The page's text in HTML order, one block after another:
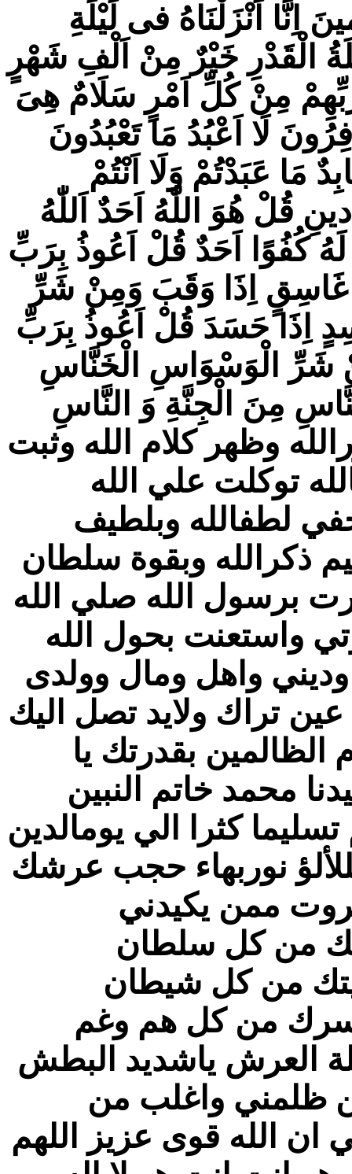
اِنَّا اَنْزَلْنَاهُ فى لَيْلَةِ
الْقَدْرِ خَيْرٌ مِنْ اَلْفِ شَهْرٍ
رَبِّهِمْ مِنْ كُلِّ اَمْرٍ سَلَامٌ هِىَ
لَا اَعْبُدُ مَا تَعْبُدُونَ
مَا عَبَدْتُمْ وَلَا اَنْتُمْ
قُلْ هُوَ اللّٰهُ اَحَدٌ اَللّٰهُ
كُفُوًا اَحَدٌ قُلْ اَعُوذُ بِرَبِّ
اِذَا وَقَبَ وَمِنْ شَرِّ
اِذَا حَسَدَ قُلْ اَعُوذُ بِرَبِّ
شَرِّ الْوَسْوَاسِ الْخَنَّاسِ
مِنَ الْجِنَّةِ وَ النَّاسِ
وظهر كلام الله وثبت
توكلت علي الله
لطفالله وبلطيف
ذكرالله وبقوة سلطان
برسول الله صلي الله
واستعنت بحول الله
واهل ومال وولدى
تراك ولايد تصل اليك
الظالمين بقدرتك يا
محمد خاتم النبين
كثرا الي يومالدين
نوربهاء حجب عرشك
ممن يكيدني
من كل سلطان
من كل شيطان
من كل هم وغم
العرش ياشديد البطش
ظلمني واغلب من
ان الله قوى عزيز اللهم